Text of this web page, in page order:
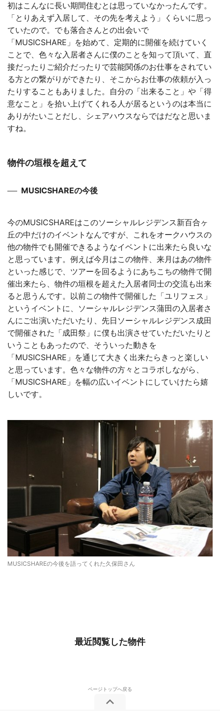
初はこんなに長い期間住むとは思っていなかったんです。
「とりあえず入居して、その先を考えよう」くらいに思っ
ていたので。でも落合さんとの出会いで
「MUSICSHARE」を始めて、定期的に開催を続けていく
ことで、色々な入居者さんに僕のことを知って頂いて、直
接だったりご紹介だったりで芸能関係のお仕事をされてい
る方との繋がりができたり、そこからお仕事の依頼が入っ
たりすることもありました。自分の「出来ること」や「得
意なこと」を拾い上げてくれる人が居るというのは本当に
ありがたいことだし、シェアハウスならではだなと思いま
すね。
物件の垣根を超えて
MUSICSHAREの今後
今のMUSICSHAREはこのソーシャルレジデンス新百合ヶ
丘の中だけのイベントなんですが、これをオークハウスの
他の物件でも開催できるようなイベントに出来たら良いな
と思っています。例えば今月はこの物件、来月はあの物件
といった感じで、ツアーを回るようにあちこちの物件で開
催出来たら、物件の垣根を超えた入居者同士の交流も出来
ると思うんです。以前この物件で開催した「ユリフェス」
というイベントに、ソーシャルレジデンス蒲田の入居者さ
んにご出演いただいたり、先日ソーシャルレジデンス成田
で開催された「成田祭」に僕も出演させていただいたりと
いうこともあったので、そういった動きを
「MUSICSHARE」を通じて大きく出来たらきっと楽しい
と思っています。色々な物件の方々とコラボしながら、
「MUSICSHARE」を幅の広いイベントにしていけたら嬉
しいです。
MUSICSHAREの今後を語ってくれた久保田さん
最近閲覧した物件